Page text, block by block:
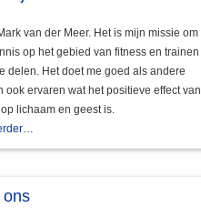
van der Meer. Het is mijn missie om
op het gebied van fitness en trainen
delen. Het doet me goed als andere
ook ervaren wat het positieve effect van
lichaam en geest is.
ons